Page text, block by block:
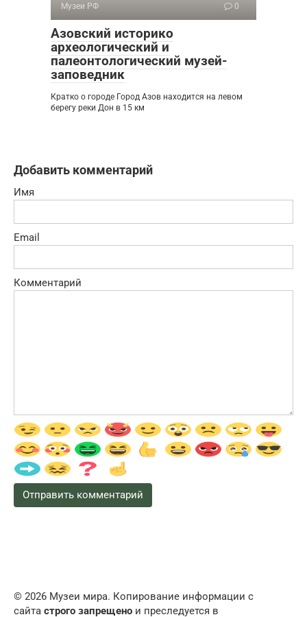
Музеи РФ 0
Азовский историко
археологический и
палеонтологический музей-
заповедник
Кратко о городе Город Азов находится на левом
берегу реки Дон в 15 км
Добавить комментарий
Имя
Email
Комментарий
© 2026 Музеи мира. Копирование информации с
сайта строго запрещено и преследуется в